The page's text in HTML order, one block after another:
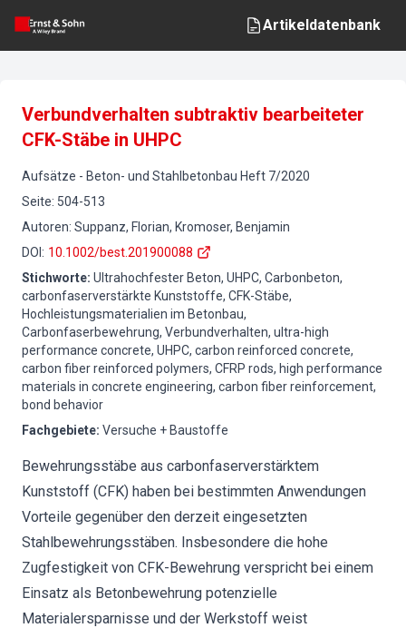
Artikeldatenbank
Verbundverhalten subtraktiv bearbeiteter
CFK-Stäbe in UHPC
Aufsätze - Beton- und Stahlbetonbau Heft 7/2020
Seite: 504-513
Autoren: Suppanz, Florian, Kromoser, Benjamin
DOI : 10.1002/best.201900088
Stichworte: Ultrahochfester Beton, UHPC, Carbonbeton,
carbonfaserverstärkte Kunststoffe, CFK-Stäbe,
Hochleistungsmaterialien im Betonbau,
Carbonfaserbewehrung, Verbundverhalten, ultra-high
performance concrete, UHPC, carbon reinforced concrete,
carbon fiber reinforced polymers, CFRP rods, high performance
materials in concrete engineering, carbon fiber reinforcement,
bond behavior
Fachgebiete: Versuche + Baustoffe
Bewehrungsstäbe aus carbonfaserverstärktem
Kunststoff (CFK) haben bei bestimmten Anwendungen
Vorteile gegenüber den derzeit eingesetzten
Stahlbewehrungsstäben. Insbesondere die hohe
Zugfestigkeit von CFK-Bewehrung verspricht bei einem
Einsatz als Betonbewehrung potenzielle
Materialersparnisse und der Werkstoff weist